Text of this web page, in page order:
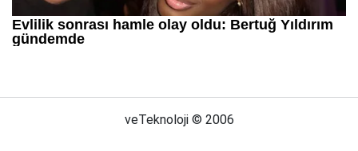
veTeknoloji © 2006